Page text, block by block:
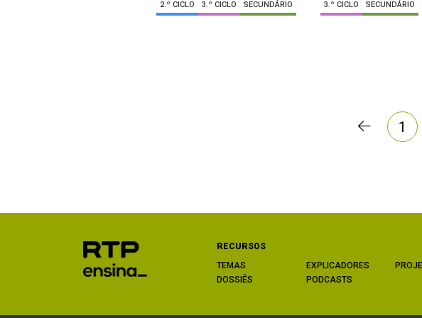
2.º CICLO 3.º CICLO SECUNDÁRIO 3.º CICLO SECUNDÁRIO
1
RECURSOS
TEMAS
DOSSIÊS
EXPLICADORES
PODCASTS